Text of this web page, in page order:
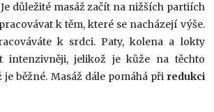
důležité masáž začít na nižších partiích
k těm, které se nacházejí výše.
k srdci. Paty, kolena a lokty
intenzivněji, jelikož je kůže na těchto
běžné. Masáž dále pomáhá při redukci